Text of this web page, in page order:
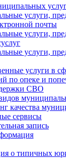
услуги,
почты
услуги,
услуги,
услуги в
по опеке и
СВО
качества
сервисы
запись
о типичных